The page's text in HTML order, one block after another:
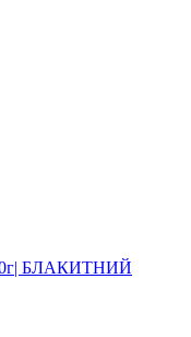
20г| БЛАКИТНИЙ